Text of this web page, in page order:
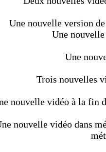
Une nouvelle version
Une
Une
Trois nouvelles
nouvelle vidéo à la fin
nouvelle vidéo dans